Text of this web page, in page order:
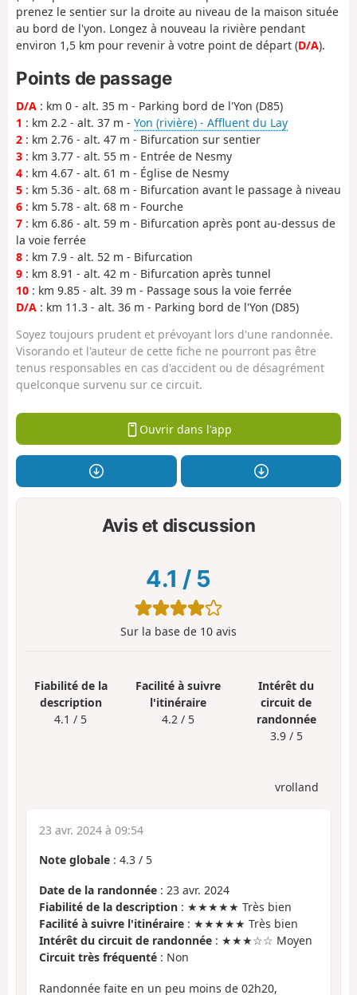
prenez le sentier sur la droite au niveau de la maison située
au bord de l'yon. Longez à nouveau la rivière pendant
environ 1,5 km pour revenir à votre point de départ (D/A).
Points de passage
D/A : km 0 - alt. 35 m - Parking bord de l'Yon (D85)
1 : km 2.2 - alt. 37 m - Yon (rivière) - Affluent du Lay
2 : km 2.76 - alt. 47 m - Bifurcation sur sentier
3 : km 3.77 - alt. 55 m - Entrée de Nesmy
4 : km 4.67 - alt. 61 m - Église de Nesmy
5 : km 5.36 - alt. 68 m - Bifurcation avant le passage à niveau
6 : km 5.78 - alt. 68 m - Fourche
7 : km 6.86 - alt. 59 m - Bifurcation après pont au-dessus de
la voie ferrée
8 : km 7.9 - alt. 52 m - Bifurcation
9 : km 8.91 - alt. 42 m - Bifurcation après tunnel
10 : km 9.85 - alt. 39 m - Passage sous la voie ferrée
D/A : km 11.3 - alt. 36 m - Parking bord de l'Yon (D85)
Soyez toujours prudent et prévoyant lors d'une randonnée.
Visorando et l'auteur de cette fiche ne pourront pas être
tenus responsables en cas d'accident ou de désagrément
quelconque survenu sur ce circuit.
Ouvrir dans l'app
Avis et discussion
4.1 / 5
Sur la base de 10 avis
Fiabilité de la
description
4.1 / 5
Facilité à suivre
l'itinéraire
4.2 / 5
Intérêt du
circuit de
randonnée
3.9 / 5
vrolland
23 avr. 2024 à 09:54
Note globale : 4.3 / 5
Date de la randonnée : 23 avr. 2024
Fiabilité de la description : ★★★★★ Très bien
Facilité à suivre l'itinéraire : ★★★★★ Très bien
Intérêt du circuit de randonnée : ★★★☆☆ Moyen
Circuit très fréquenté : Non
Randonnée faite en un peu moins de 02h20,